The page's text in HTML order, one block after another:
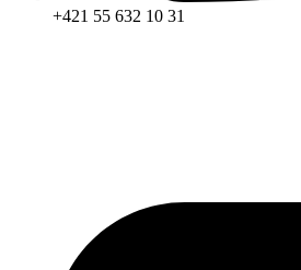
+421 55 632 10 31